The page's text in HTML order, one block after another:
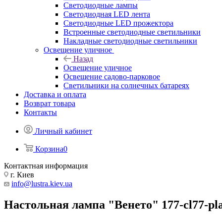
Светодиодные лампы
Светодиодная LED лента
Светодиодные LED прожектора
Встроенные светодиодные светильники
Накладные светодиодные светильники
Освещение уличное
Назад
Освещение уличное
Освещение садово-парковое
Светильники на солнечных батареях
Доставка и оплата
Возврат товара
Контакты
Личный кабинет
Корзина0
Контактная информация
г. Киев
info@lustra.kiev.ua
Настольная лампа "Венето" 177-cl77-